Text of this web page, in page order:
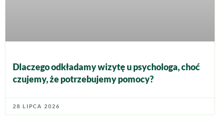
Dlaczego odkładamy wizytę u psychologa, choć
czujemy, że potrzebujemy pomocy?
28 LIPCA 2026